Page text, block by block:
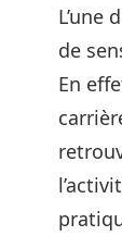
L’une
de
En